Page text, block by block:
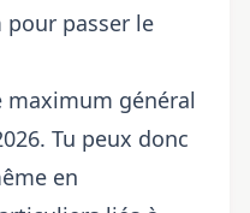
passer le
maximum général
Tu peux donc
en